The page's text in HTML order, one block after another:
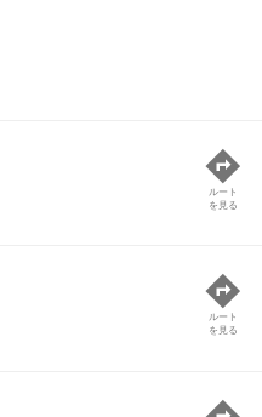
ルート
を見る
ルート
を見る